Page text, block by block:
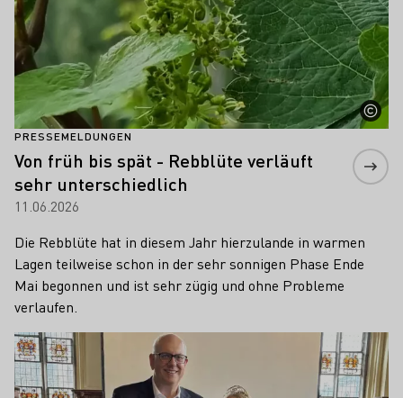
PRESSEMELDUNGEN
Von früh bis spät - Rebblüte verläuft
sehr unterschiedlich
11.06.2026
Die Rebblüte hat in diesem Jahr hierzulande in warmen
Lagen teilweise schon in der sehr sonnigen Phase Ende
Mai begonnen und ist sehr zügig und ohne Probleme
verlaufen.
Mehr erfahren